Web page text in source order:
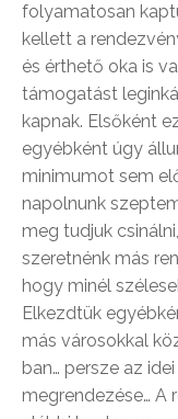
folyamatosan
kellett a
és érthető oka is
támogatást
kapnak. Elsőként
egyébként úgy
minimumot sem
napolnunk
meg tudjuk
szeretnénk más
hogy minél
Elkezdtük
más városokkal
ban… persze az
megrendezése… A